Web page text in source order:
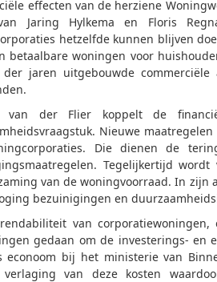
effecten van de herziene
Jaring Hylkema en Floris
hetzelfde kunnen blijven
betaalbare woningen voor
jaren uitgebouwde
van der Flier koppelt de
Nieuwe
Die dienen de
Tegelijkertijd
van de woningvoorraad. In zijn
bezuinigingen en
van
gedaan om de investerings- en
econoom bij het ministerie van
verlaging van deze kosten